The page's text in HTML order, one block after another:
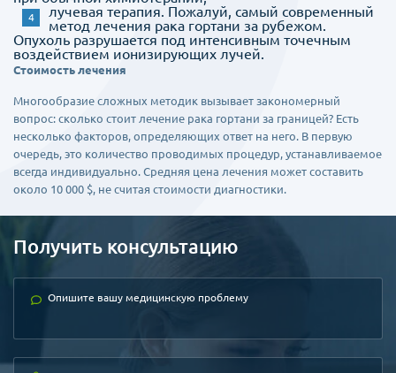
лучевая терапия. Пожалуй, самый современный
метод лечения рака гортани за рубежом.
Опухоль разрушается под интенсивным точечным
воздействием ионизирующих лучей.
Стоимость лечения
Многообразие сложных методик вызывает закономерный
вопрос: сколько стоит лечение рака гортани за границей? Есть
несколько факторов, определяющих ответ на него. В первую
очередь, это количество проводимых процедур, устанавливаемое
всегда индивидуально. Средняя цена лечения может составить
около 10 000 $, не считая стоимости диагностики.
Получить консультацию